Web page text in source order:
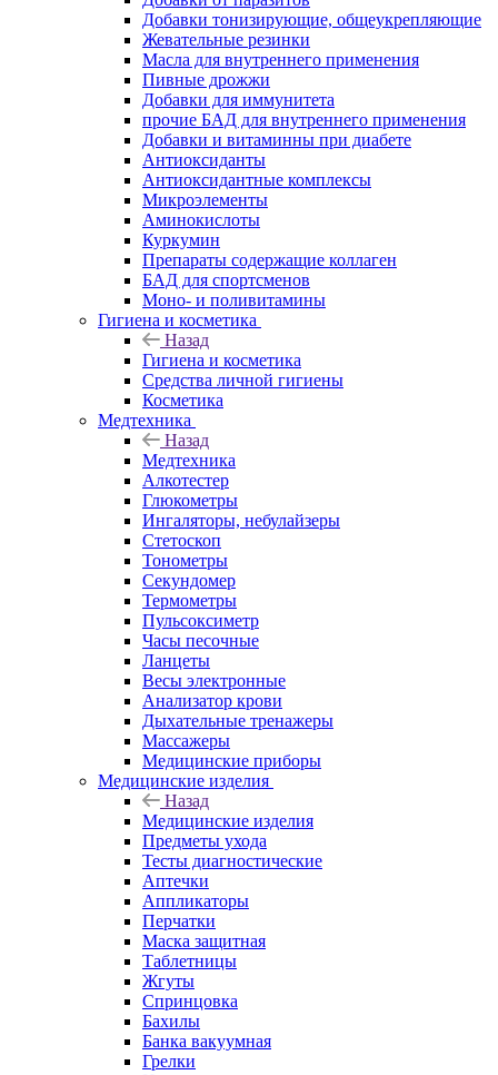
Добавки тонизирующие, общеукрепляющие
Жевательные резинки
Масла для внутреннего применения
Пивные дрожжи
Добавки для иммунитета
прочие БАД для внутреннего применения
Добавки и витаминны при диабете
Антиоксиданты
Антиоксидантные комплексы
Микроэлементы
Аминокислоты
Куркумин
Препараты содержащие коллаген
БАД для спортсменов
Моно- и поливитамины
Гигиена и косметика
Назад
Гигиена и косметика
Средства личной гигиены
Косметика
Медтехника
Назад
Медтехника
Алкотестер
Глюкометры
Ингаляторы, небулайзеры
Стетоскоп
Тонометры
Секундомер
Термометры
Пульсоксиметр
Часы песочные
Ланцеты
Весы электронные
Анализатор крови
Дыхательные тренажеры
Массажеры
Медицинские приборы
Медицинские изделия
Назад
Медицинские изделия
Предметы ухода
Тесты диагностические
Аптечки
Аппликаторы
Перчатки
Маска защитная
Таблетницы
Жгуты
Спринцовка
Бахилы
Банка вакуумная
Грелки